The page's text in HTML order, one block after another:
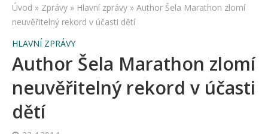
Úvod » Zprávy » Hlavní zprávy » Author Šela Marathon zlomí
neuvěřitelný rekord v účasti dětí
HLAVNÍ ZPRÁVY
Author Šela Marathon zlomí
neuvěřitelný rekord v účasti
dětí